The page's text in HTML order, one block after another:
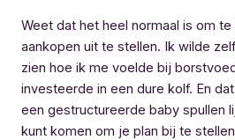
Weet dat het heel normaal is om
aankopen uit te stellen. Ik wilde
zien hoe ik me voelde bij
investeerde in een dure kolf. En
een gestructureerde baby spullen
kunt komen om je plan bij te